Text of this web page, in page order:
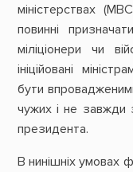
міністерствах
повинні
міліціонери чи
ініційовані
бути
чужих і не завжди
президента.
В нинішніх умовах